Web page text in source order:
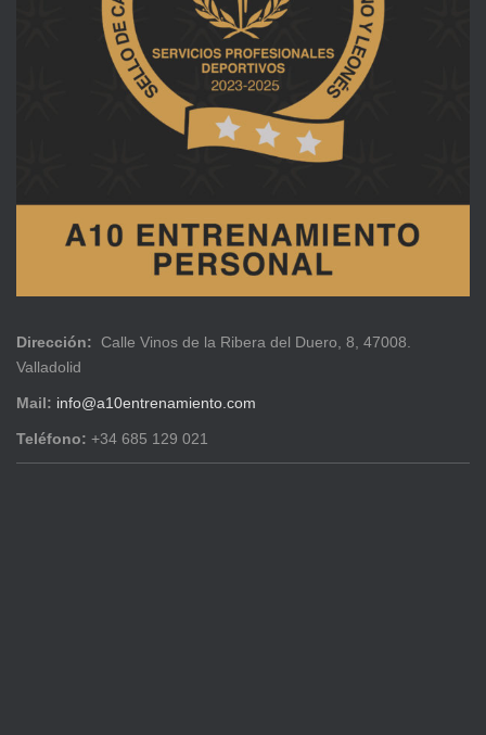
Dirección: Calle Vinos de la Ribera del Duero, 8, 47008.
Valladolid
Mail: info@a10entrenamiento.com
Teléfono: +34 685 129 021